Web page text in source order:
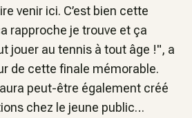
venir ici. C’est bien cette
rapproche je trouve et ça
jouer au tennis à tout âge !", a
de cette finale mémorable.
peut-être également créé
chez le jeune public…